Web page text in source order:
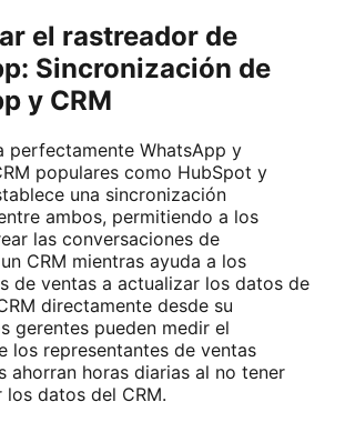
el rastreador de
Sincronización de
y CRM
perfectamente WhatsApp y
populares como HubSpot y
una sincronización
ambos, permitiendo a los
las conversaciones de
CRM mientras ayuda a los
de ventas a actualizar los datos de
directamente desde su
gerentes pueden medir el
los representantes de ventas
ahorran horas diarias al no tener
datos del CRM.